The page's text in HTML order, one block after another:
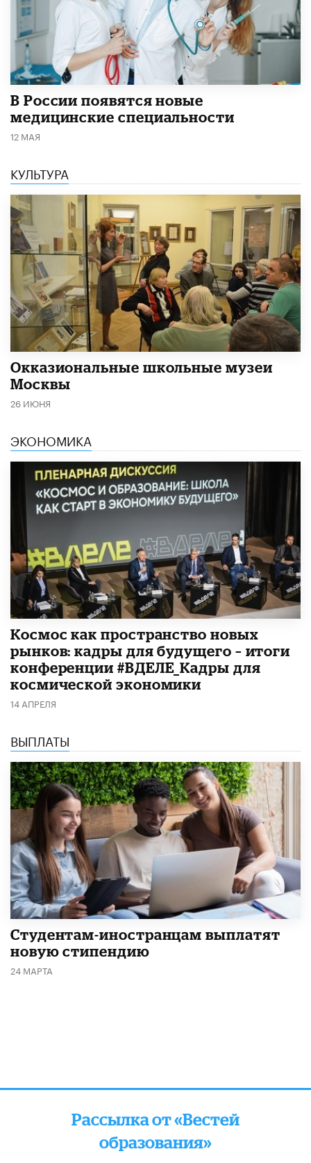
В России появятся новые
медицинские специальности
12 МАЯ
КУЛЬТУРА
​Окказиональные школьные музеи
Москвы
26 ИЮНЯ
ЭКОНОМИКА
Космос как пространство новых
рынков: кадры для будущего – итоги
конференции #ВДЕЛЕ_Кадры для
космической экономики
14 АПРЕЛЯ
ВЫПЛАТЫ
Студентам-иностранцам выплатят
новую стипендию
24 МАРТА
Рассылка от «Вестей
образования»